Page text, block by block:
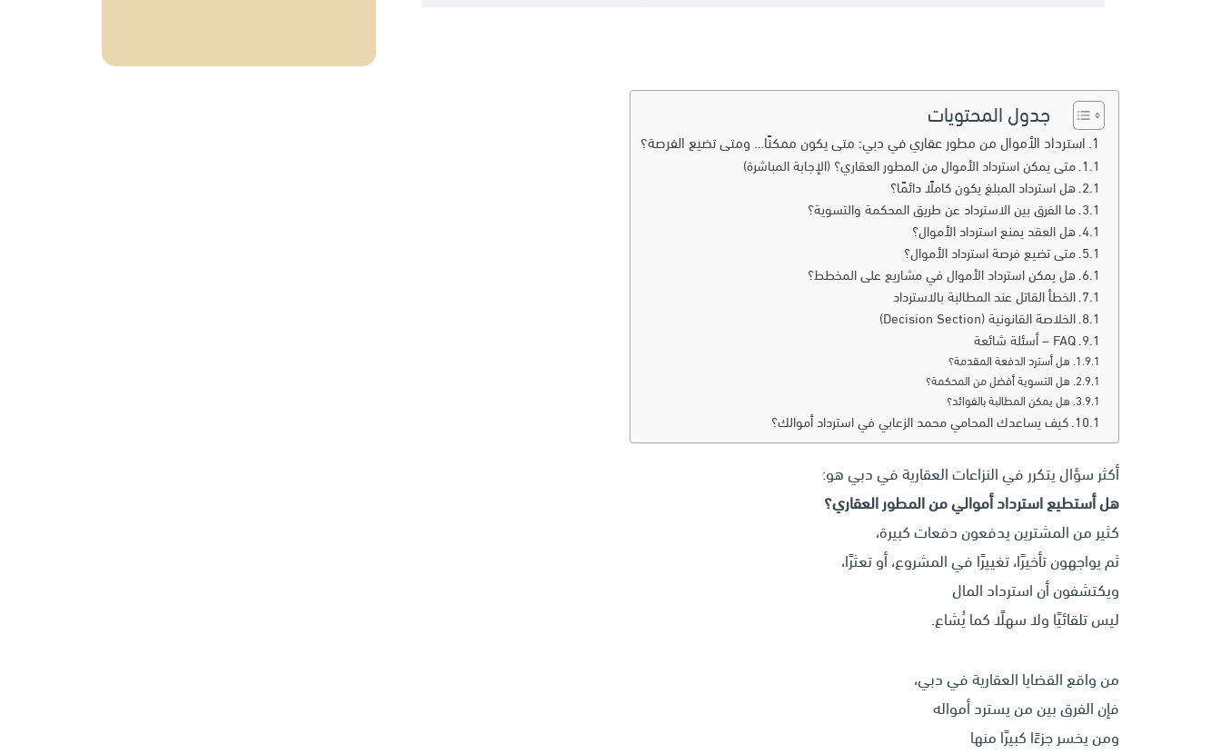
جدول المحتويات
استرداد الأموال من مطور عقاري في دبي: متى يكون ممكنًا… ومتى تضيع الفرصة؟
متى يمكن استرداد الأموال من المطور العقاري؟ (الإجابة المباشرة)
هل استرداد المبلغ يكون كاملًا دائمًا؟
ما الفرق بين الاسترداد عن طريق المحكمة والتسوية؟
هل العقد يمنع استرداد الأموال؟
متى تضيع فرصة استرداد الأموال؟
هل يمكن استرداد الأموال في مشاريع على المخطط؟
الخطأ القاتل عند المطالبة بالاسترداد
الخلاصة القانونية (Decision Section)
FAQ – أسئلة شائعة
هل أسترد الدفعة المقدمة؟
هل التسوية أفضل من المحكمة؟
هل يمكن المطالبة بالفوائد؟
كيف يساعدك المحامي محمد الزعابي في استرداد أموالك؟
أكثر سؤال يتكرر في النزاعات العقارية في دبي هو:
هل أستطيع استرداد أموالي من المطور العقاري؟
كثير من المشترين يدفعون دفعات كبيرة،
ثم يواجهون تأخيرًا، تغييرًا في المشروع، أو تعثرًا،
ويكتشفون أن استرداد المال
ليس تلقائيًا ولا سهلًا كما يُشاع.
من واقع القضايا العقارية في دبي،
فإن الفرق بين من يسترد أمواله
ومن يخسر جزءًا كبيرًا منها